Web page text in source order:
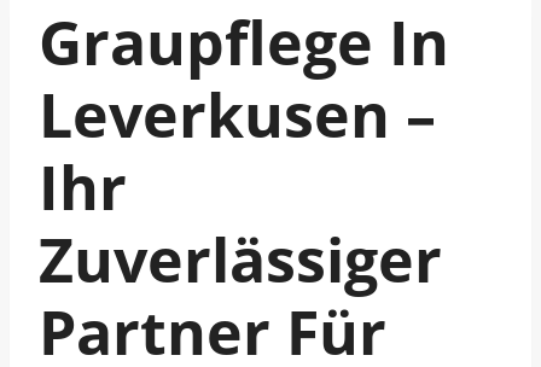
Graupflege In
Leverkusen –
Ihr
Zuverlässiger
Partner Für